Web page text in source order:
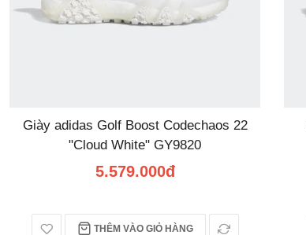
Giày adidas Golf Boost Codechaos 22
"Cloud White" GY9820
5.579.000đ
THÊM VÀO GIỎ HÀNG